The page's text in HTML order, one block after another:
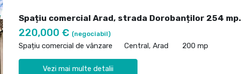
Spațiu comercial Arad, strada Dorobanților 254 mp.
220,000 € (negociabil)
Spațiu comercial de vânzare Central, Arad 200 mp
Vezi mai multe detalii